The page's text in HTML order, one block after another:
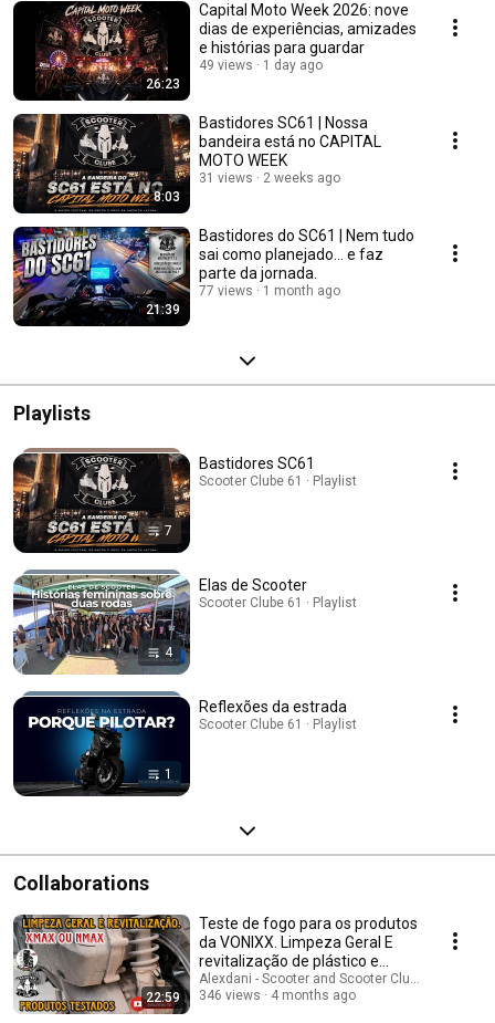
26:23
Capital Moto Week 2026: nove
dias de experiências, amizades
e histórias para guardar
49 views 1 day ago
8:03
Bastidores SC61 | Nossa
bandeira está no CAPITAL
MOTO WEEK
31 views 2 weeks ago
21:39
Bastidores do SC61 | Nem tudo
sai como planejado... e faz
parte da jornada.
77 views 1 month ago
Playlists
7
Bastidores SC61
Scooter Clube 61 · Playlist
4
Elas de Scooter
Scooter Clube 61 · Playlist
1
Reflexões da estrada
Scooter Clube 61 · Playlist
Collaborations
22:59
Teste de fogo para os produtos
da VONIXX. Limpeza Geral E
revitalização de plástico e
carenagem.
Alexdani - Scooter and Scooter Clube 61
346 views
4 months ago